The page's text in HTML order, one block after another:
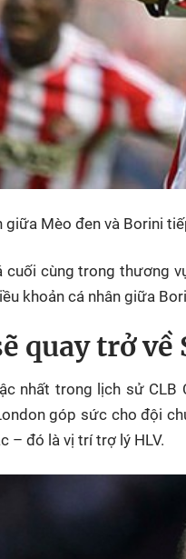
giữa Mèo đen và Borini
cuối cùng trong thương
khoản cá nhân giữa
quay trở
nhất trong lịch sử CLB
góp sức cho đội
– đó là vị trí trợ lý HLV.